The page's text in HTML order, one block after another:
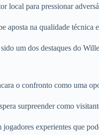
local para pressionar
na qualidade técnica
um dos destaques do
o confronto como uma
surpreender como
experientes que